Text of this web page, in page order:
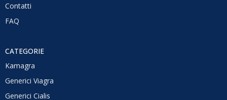
Contatti
FAQ
CATEGORIE
Kamagra
Generici Viagra
Generici Cialis